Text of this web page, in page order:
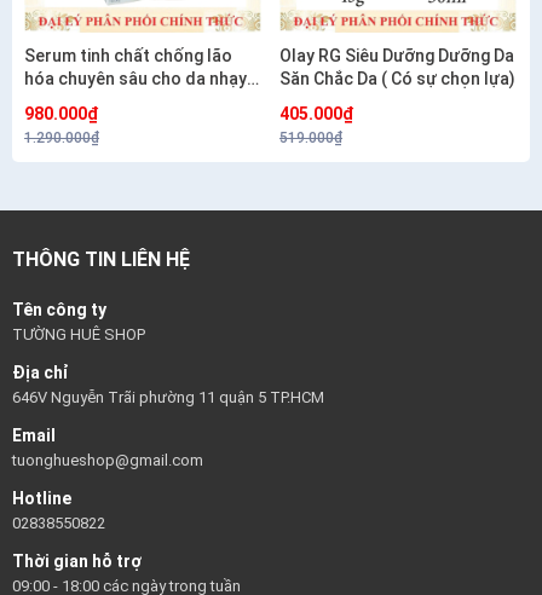
Serum tinh chất chống lão
hóa chuyên sâu cho da nhạy
cảm CETAPHIL HEALTHY
RENEW SERUM 30G
980.000₫
1.290.000₫
Olay RG Siêu Dưỡng Dưỡng Da
Săn Chắc Da ( Có sự chọn lựa)
405.000₫
519.000₫
THÔNG TIN LIÊN HỆ
Tên công ty
TƯỜNG HUÊ SHOP
Địa chỉ
646V Nguyễn Trãi phường 11 quận 5 TP.HCM
Email
tuonghueshop@gmail.com
Hotline
02838550822
Thời gian hỗ trợ
09:00 - 18:00 các ngày trong tuần